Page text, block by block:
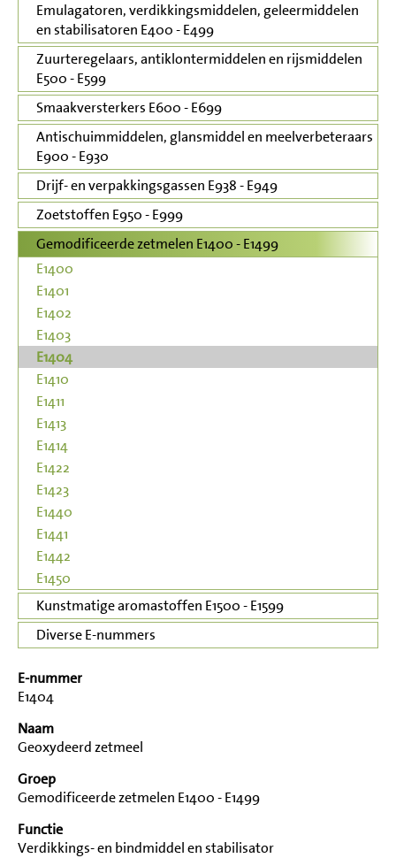
Emulagatoren, verdikkingsmiddelen, geleermiddelen
en stabilisatoren E400 - E499
Zuurteregelaars, antiklontermiddelen en rijsmiddelen
E500 - E599
Smaakversterkers E600 - E699
Antischuimmiddelen, glansmiddel en meelverbeteraars
E900 - E930
Drijf- en verpakkingsgassen E938 - E949
Zoetstoffen E950 - E999
Gemodificeerde zetmelen E1400 - E1499
E1400
E1401
E1402
E1403
E1404
E1410
E1411
E1413
E1414
E1422
E1423
E1440
E1441
E1442
E1450
Kunstmatige aromastoffen E1500 - E1599
Diverse E-nummers
E-nummer
E1404
Naam
Geoxydeerd zetmeel
Groep
Gemodificeerde zetmelen E1400 - E1499
Functie
Verdikkings- en bindmiddel en stabilisator